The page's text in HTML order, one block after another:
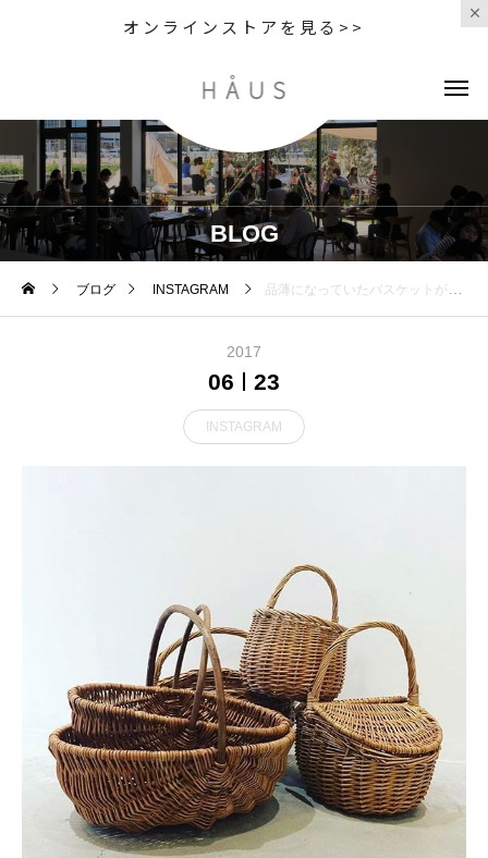
オンラインストアを見る>>
BLOG
ブログ INSTAGRAM 品薄になっていたバスケットが少量ですが再入荷しております。・《haus営業時間》ショップ 11:00-20:00ビストロカフェ モーニング 9:00-11:00(オーダーストップ10:30)ランチ〜ディナー 11:30-22:00(オーダーストップ21:00)#hausmatsue#島根#松江#ウィッカーバスケット
2017
06 23
INSTAGRAM